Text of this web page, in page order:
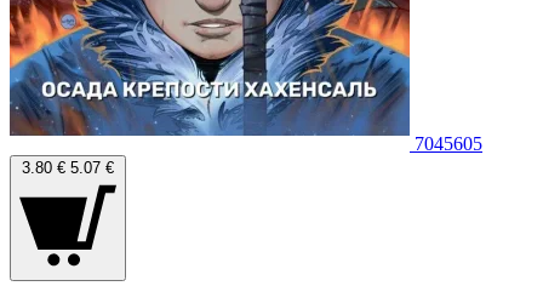
7045605
3.80 € 5.07 €